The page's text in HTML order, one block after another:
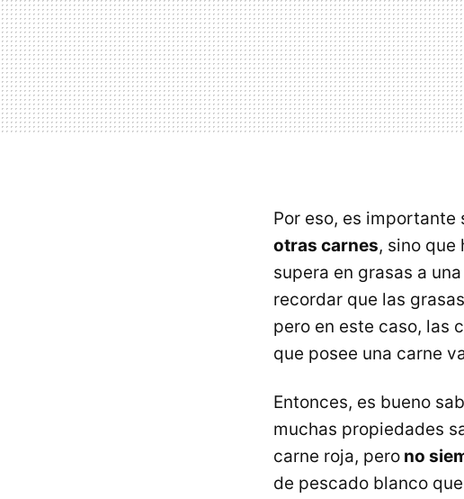
Por eso, es importante
otras carnes, sino que
supera en grasas a
recordar que las
pero en este caso, las
que posee una carne
Entonces, es bueno
muchas propiedades
carne roja, pero no
de pescado blanco